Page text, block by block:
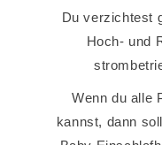
Du verzichtest
Hoch- und
Wenn du alle
kannst, dann